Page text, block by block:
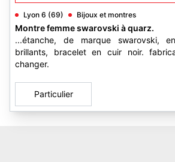
Lyon 6 (69) Bijoux et montres
Montre femme swarovski à quarz.
...étanche, de marque swarovski,
brillants, bracelet en cuir noir.
changer.
Particulier